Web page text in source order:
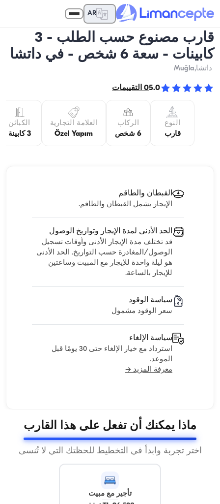
AR
قارب مصنوع حسب الطلب - 3
كابينات - سعة 6 شخص - في داتشا
داتشا,Muğla
5.0
0 التقييمات
النوع
قارب
الركاب
6 شخص
العلامة التجارية
Özel Yapım
الكبائن
3 كابينة
القبطان والطاقم
الإيجار يشمل القبطان والطاقم.
الحد الأدنى لمدة الإيجار وتواريخ الوصول
قد تختلف مدة الإيجار الأدنى وأوقات تسجيل
الوصول/المغادرة حسب التواريخ. الحد الأدنى
هو ليلة واحدة للإيجار مع المبيت وساعتين
للإيجار بالساعة.
سياسة الوقود
سعر الوقود مشمول
سياسة الإلغاء
استرداد مع خيار الإلغاء حتى 30 يومًا قبل
الموعد.
معرفة المزيد →
ماذا يمكنك أن تفعل على هذا القارب
اختر تجربة وابدأ في التخطيط للحظتك التي لا تُنسى
تأجير مع مبيت